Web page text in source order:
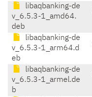
libaqbanking-de
v_6.5.3-1_amd64.
deb
libaqbanking-de
v_6.5.3-1_arm64.d
eb
libaqbanking-de
v_6.5.3-1_armel.de
b